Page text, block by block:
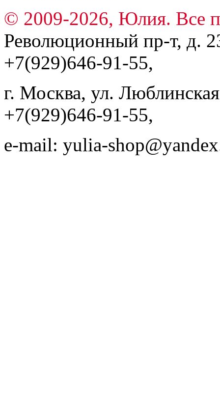
© 2009-2026, Юлия. Все
Революционный пр-т, д.
+7(929)646-91-55,
г. Москва, ул.
+7(929)646-91-55,
e-mail: yulia-